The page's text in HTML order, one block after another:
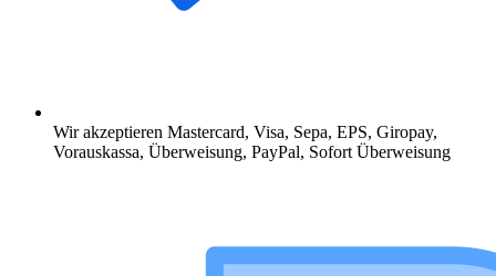
Wir akzeptieren Mastercard, Visa, Sepa, EPS, Giropay,
Vorauskassa, Überweisung, PayPal, Sofort Überweisung